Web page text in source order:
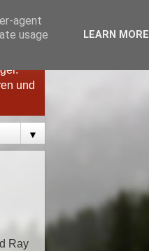
und
▼
Ray
agent
usage
LEARN MORE